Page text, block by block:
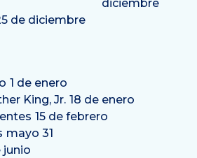
diciembre
de diciembre
1 de enero
King, Jr. 18 de enero
15 de febrero
mayo 31
junio